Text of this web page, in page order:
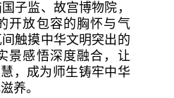
子监、故宫博物院，
开放包容的胸怀与气
触摸中华文明突出的
景感悟深度融合，让
，成为师生铸牢中华
养。